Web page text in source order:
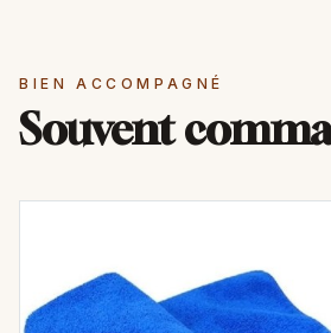
BIEN ACCOMPAGNÉ
Souvent